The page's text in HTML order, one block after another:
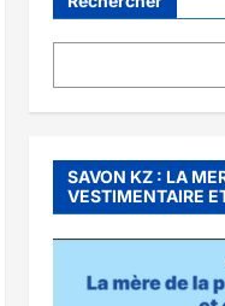
SAVON KZ : LA
VESTIMENTAIRE